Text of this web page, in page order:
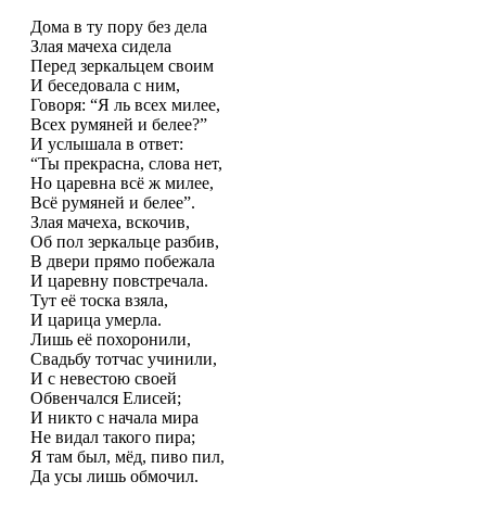
Дома в ту пору без дела
Злая мачеха сидела
Перед зеркальцем своим
И беседовала с ним,
Говоря: “Я ль всех милее,
Всех румяней и белее?”
И услышала в ответ:
“Ты прекрасна, слова нет,
Но царевна всё ж милее,
Всё румяней и белее”.
Злая мачеха, вскочив,
Об пол зеркальце разбив,
В двери прямо побежала
И царевну повстречала.
Тут её тоска взяла,
И царица умерла.
Лишь её похоронили,
Свадьбу тотчас учинили,
И с невестою своей
Обвенчался Елисей;
И никто с начала мира
Не видал такого пира;
Я там был, мёд, пиво пил,
Да усы лишь обмочил.